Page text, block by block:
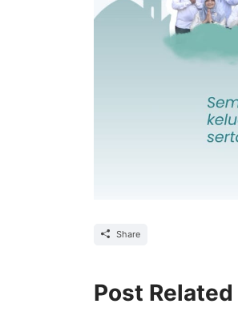
Share
Post Related